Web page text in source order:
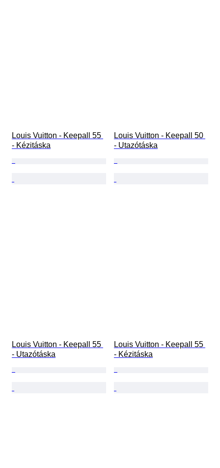
Louis Vuitton - Keepall 55
- Kézitáska
Louis Vuitton - Keepall 50
- Utazótáska
Louis Vuitton - Keepall 55
- Utazótáska
Louis Vuitton - Keepall 55
- Kézitáska